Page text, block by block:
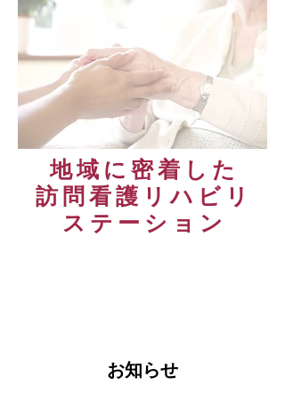
地域に密着した
訪問看護​リハビリ
ステーション
​お知らせ